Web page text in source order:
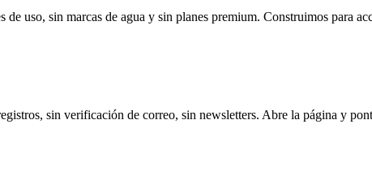
uso, sin marcas de agua y sin planes premium. Construimos para
sin verificación de correo, sin newsletters. Abre la página y